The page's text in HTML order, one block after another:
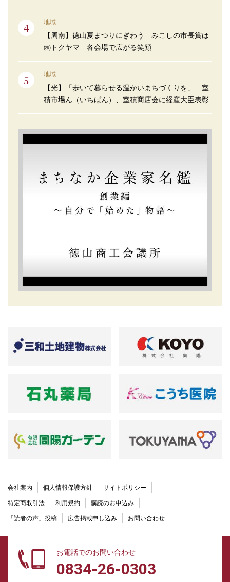
地域
【周南】徳山夏まつりにぎわう みこしの市長賞は
㈱トクヤマ 各会場で広がる笑顔
地域
【光】「歩いて暮らせる温かいまちづくりを」 室
積市場ん（いちばん）、室積商店会に経産大臣表彰
会社案内 個人情報保護方針 サイトポリシー
特定商取引法 利用規約 購読のお申込み
「読者の声」投稿 広告掲載申し込み お問い合わせ
お電話でのお問い合わせ
0834-26-0303